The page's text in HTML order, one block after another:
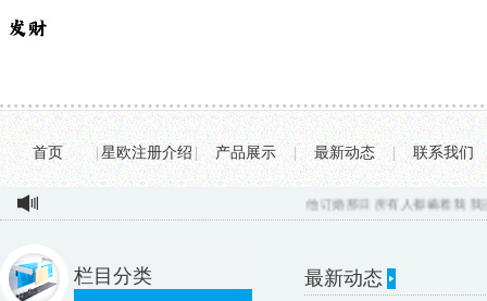
首页 |星欧注册介绍| 产品展示 | 最新动态 | 联系我们
他订婚那日 所有人都瞒着我 我连
栏目分类 最新动态